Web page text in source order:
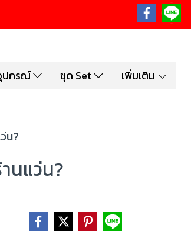
ปกรณ์ ชุด Set เพิ่มเติม
น?
นแว่น?